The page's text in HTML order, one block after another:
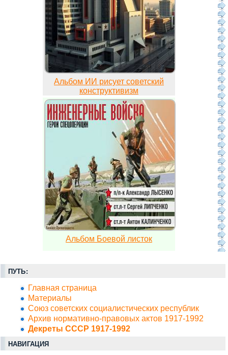
Альбом ИИ рисует советский
конструктивизм
Альбом Боевой листок
ПУТЬ:
Главная страница
Материалы
Союз советских социалистических республик
Архив нормативно-правовых актов 1917-1992
Декреты СССР 1917-1992
НАВИГАЦИЯ